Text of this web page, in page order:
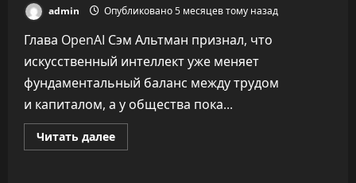
admin Опубликовано 5 месяцев тому назад
Глава OpenAI Сэм Альтман признал, что
искусственный интеллект уже меняет
фундаментальный баланс между трудом
и капиталом, а у общества пока...
Читать далееПрочитать
больше